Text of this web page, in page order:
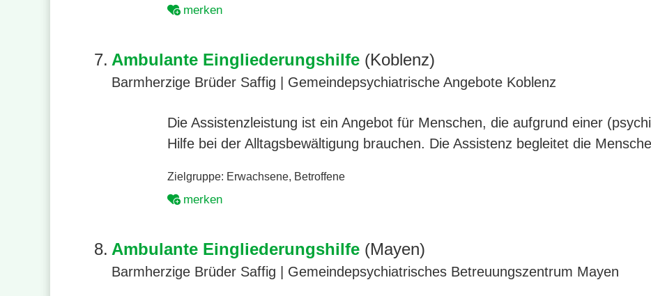
merken
7. Ambulante Eingliederungshilfe (Koblenz)
Barmherzige Brüder Saffig | Gemeindepsychiatrische Angebote Koblenz
Die Assistenzleistung ist ein Angebot für Menschen, die aufgrund einer
Hilfe bei der Alltagsbewältigung brauchen. Die Assistenz begleitet die
Zielgruppe: Erwachsene, Betroffene
merken
8. Ambulante Eingliederungshilfe (Mayen)
Barmherzige Brüder Saffig | Gemeindepsychiatrisches Betreuungszentrum Mayen